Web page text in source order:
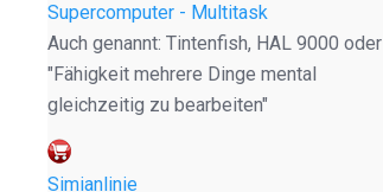
Supercomputer - Multitask
Auch genannt: Tintenfish, HAL 9000 oder
"Fähigkeit mehrere Dinge mental
gleichzeitig zu bearbeiten"
Simianlinie